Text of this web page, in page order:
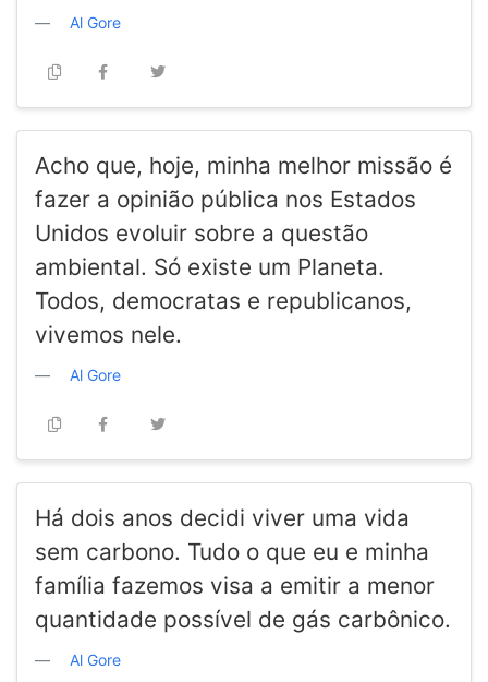
Al Gore
Acho que, hoje, minha melhor missão é
fazer a opinião pública nos Estados
Unidos evoluir sobre a questão
ambiental. Só existe um Planeta.
Todos, democratas e republicanos,
vivemos nele.
Al Gore
Há dois anos decidi viver uma vida
sem carbono. Tudo o que eu e minha
família fazemos visa a emitir a menor
quantidade possível de gás carbônico.
Al Gore